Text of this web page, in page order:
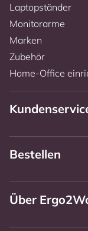
Laptopständer
Monitorarme
Marken
Zubehör
Home-Office
Bestellen
Über